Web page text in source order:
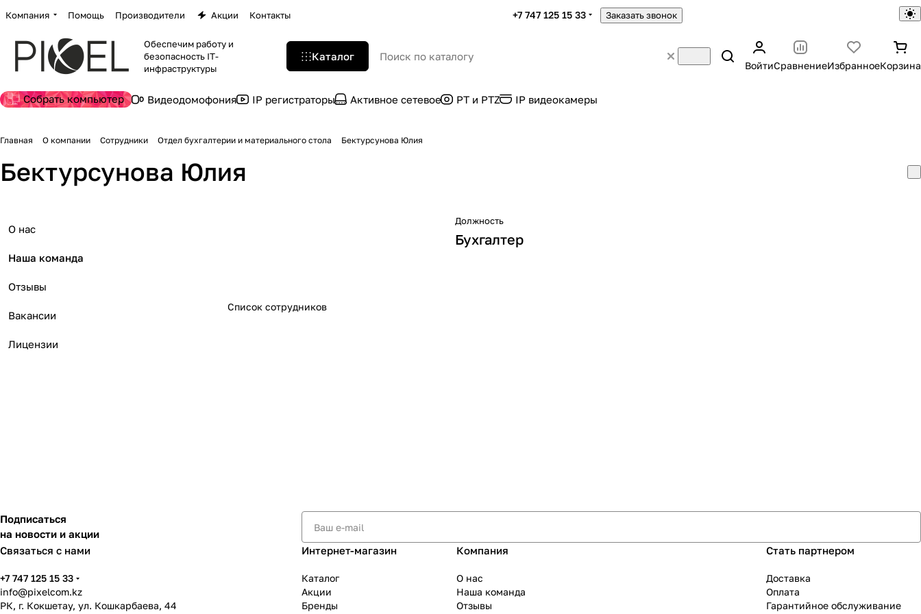
Компания Помощь Производители Акции Контакты +7 747 125 15 33 Заказать звонок
Обеспечим работу и
безопасность IT-
инфраструктуры
Каталог
ВойтиСравнениеИзбранноеКорзина
Собрать компьютер Видеодомофония IP регистраторы Активное сетевое PT и PTZ IP видеокамеры
Главная О компании Сотрудники Отдел бухгалтерии и материального стола Бектурсунова Юлия
Бектурсунова Юлия
Должность
Бухгалтер
Список сотрудников
О нас
Наша команда
Отзывы
Вакансии
Лицензии
Подписаться
на новости и акции
Связаться с нами
+7 747 125 15 33
info@pixelcom.kz
РК, г. Кокшетау, ул. Кошкарбаева, 44
Интернет-магазин
Каталог
Акции
Бренды
Компания
О нас
Наша команда
Отзывы
Стать партнером
Доставка
Оплата
Гарантийное обслуживание